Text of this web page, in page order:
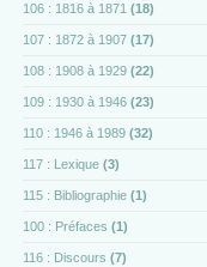
106 : 1816 à 1871 (18)
107 : 1872 à 1907 (17)
108 : 1908 à 1929 (22)
109 : 1930 à 1946 (23)
110 : 1946 à 1989 (32)
117 : Lexique (3)
115 : Bibliographie (1)
100 : Préfaces (1)
116 : Discours (7)